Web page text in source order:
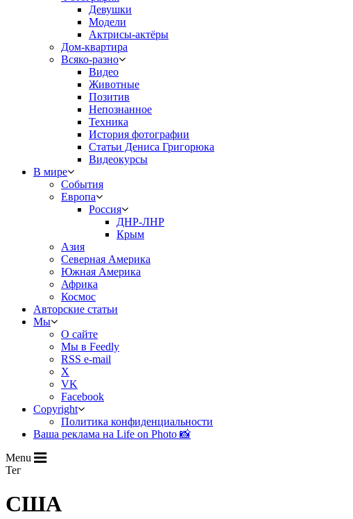
Девушки
Модели
Актрисы-актёры
Дом-квартира
Всяко-разно
Видео
Животные
Позитив
Непознанное
Техника
История фотографии
Статьи Дениса Григорюка
Видеокурсы
В мире
События
Европа
Россия
ДНР-ЛНР
Крым
Азия
Северная Америка
Южная Америка
Африка
Космос
Авторские статьи
Мы
О сайте
Мы в Feedly
RSS e-mail
X
VK
Facebook
Copyright
Политика конфиденциальности
Ваша реклама на Life on Photo 📸
Menu
Тег
США